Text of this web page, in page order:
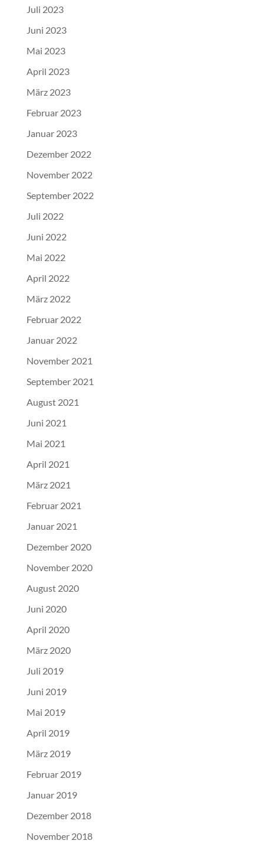
Juli 2023
Juni 2023
Mai 2023
April 2023
März 2023
Februar 2023
Januar 2023
Dezember 2022
November 2022
September 2022
Juli 2022
Juni 2022
Mai 2022
April 2022
März 2022
Februar 2022
Januar 2022
November 2021
September 2021
August 2021
Juni 2021
Mai 2021
April 2021
März 2021
Februar 2021
Januar 2021
Dezember 2020
November 2020
August 2020
Juni 2020
April 2020
März 2020
Juli 2019
Juni 2019
Mai 2019
April 2019
März 2019
Februar 2019
Januar 2019
Dezember 2018
November 2018